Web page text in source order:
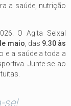
a saúde, nutrição
O Agita Seixal
maio , das 9.30 às
e a saúde a toda a
Junte-se ao
se!